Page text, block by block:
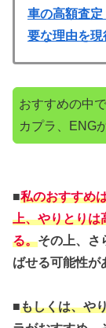
車の高額査
要な理由を
おすすめの中
カプラ、ENG
■私のおすすめ
上、やりとりは
る。その上、さ
ばせる可能性が
■もしくは、や